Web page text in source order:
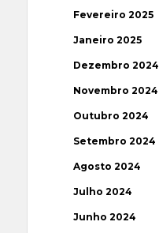
Fevereiro 2025
Janeiro 2025
Dezembro 2024
Novembro 2024
Outubro 2024
Setembro 2024
Agosto 2024
Julho 2024
Junho 2024